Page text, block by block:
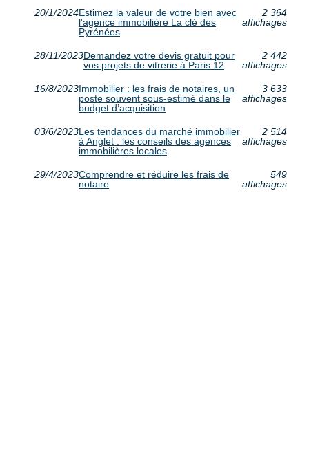
20/1/2024Estimez la valeur de votre bien avec
l'agence immobilière La clé des
Pyrénées
2 364
affichages
28/11/2023Demandez votre devis gratuit pour
vos projets de vitrerie à Paris 12
2 442
affichages
16/8/2023Immobilier : les frais de notaires, un
poste souvent sous-estimé dans le
budget d’acquisition
3 633
affichages
03/6/2023Les tendances du marché immobilier
à Anglet : les conseils des agences
immobilières locales
2 514
affichages
29/4/2023Comprendre et réduire les frais de
notaire
549
affichages